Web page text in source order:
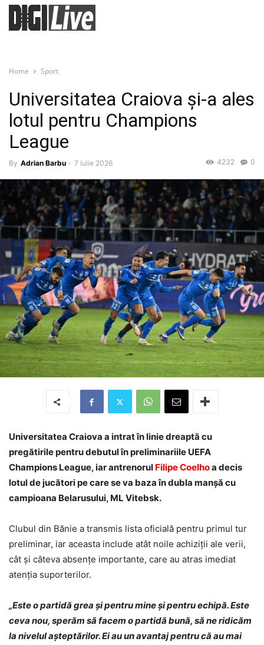
Home Sport
Universitatea Craiova și-a ales
lotul pentru Champions
League
By Adrian Barbu - 7 iulie 2026 0
4232
Universitatea Craiova a intrat în linie dreaptă cu
pregătirile pentru debutul în preliminariile UEFA
Champions League, iar antrenorul Filipe Coelhoa decis
lotul de jucători pe care se va baza în dubla manșă cu
campioana Belarusului, ML Vitebsk.
Clubul din Bănie a transmis lista oficială pentru primul tur
preliminar, iar aceasta include atât noile achiziții ale verii,
cât și câteva absențe importante, care au atras imediat
atenția suporterilor.
„Este o partidă grea şi pentru mine şi pentru echipă. Este
ceva nou, sperăm să facem o partidă bună, să ne ridicăm
la nivelul aşteptărilor. Ei au un avantaj pentru că au mai